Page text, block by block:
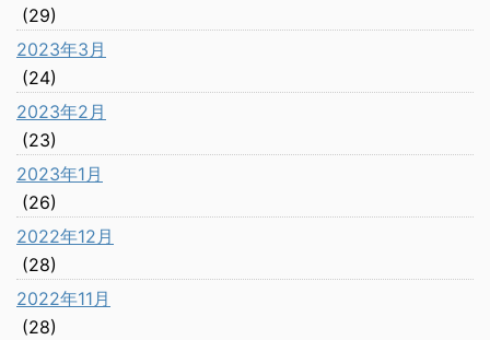
(29)
2023年3月
(24)
2023年2月
(23)
2023年1月
(26)
2022年12月
(28)
2022年11月
(28)